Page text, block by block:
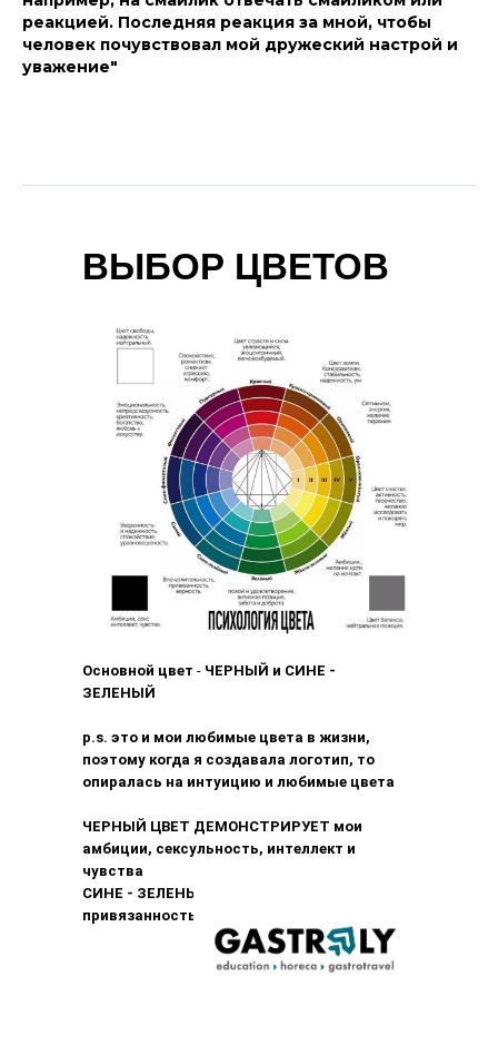
реакцией. Последняя реакция за мной, чтобы
человек почувствовал мой дружеский настрой и
уважение"
Основной цвет - ЧЕРНЫЙ и СИНЕ -
ЗЕЛЕНЫЙ
p.s. это и мои любимые цвета в жизни,
поэтому когда я создавала логотип, то
опиралась на интуицию и любимые цвета
ЧЕРНЫЙ ЦВЕТ ДЕМОНСТРИРУЕТ мои
амбиции, сексульность, интеллект и
чувства
СИНЕ - ЗЕЛЕНЫЙ - впечатлительность,
привязанность, верность
ВЫБОР ЦВЕТОВ
create your